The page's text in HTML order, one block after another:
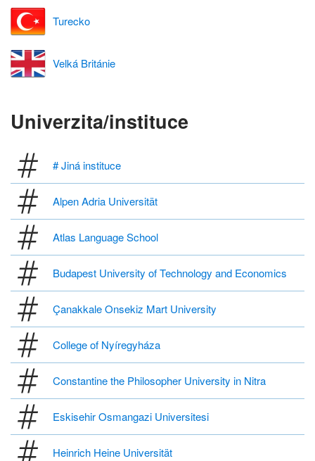
Turecko
Velká Británie
Univerzita/instituce
# Jiná instituce
Alpen Adria Universität
Atlas Language School
Budapest University of Technology and Economics
Çanakkale Onsekiz Mart University
College of Nyíregyháza
Constantine the Philosopher University in Nitra
Eskisehir Osmangazi Universitesi
Heinrich Heine Universität